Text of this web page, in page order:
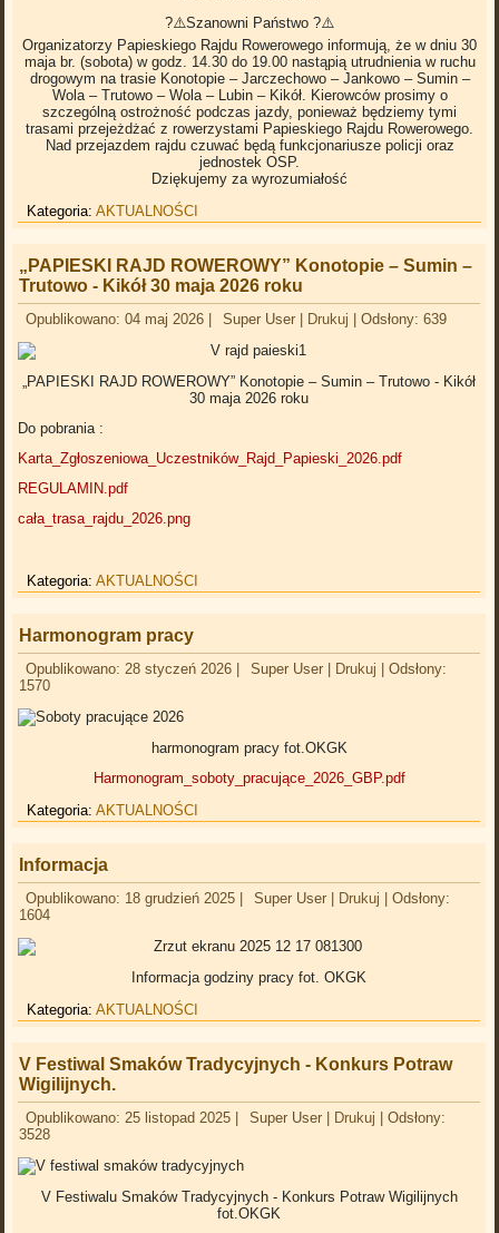
?⚠️Szanowni Państwo ?⚠️
Organizatorzy Papieskiego Rajdu Rowerowego informują, że w dniu 30
maja br. (sobota) w godz. 14.30 do 19.00 nastąpią utrudnienia w ruchu
drogowym na trasie Konotopie – Jarczechowo – Jankowo – Sumin –
Wola – Trutowo – Wola – Lubin – Kikół. Kierowców prosimy o
szczególną ostrożność podczas jazdy, ponieważ będziemy tymi
trasami przejeżdżać z rowerzystami Papieskiego Rajdu Rowerowego.
Nad przejazdem rajdu czuwać będą funkcjonariusze policji oraz
jednostek OSP.
Dziękujemy za wyrozumiałość
Kategoria:AKTUALNOŚCI
„PAPIESKI RAJD ROWEROWY” Konotopie – Sumin –
Trutowo - Kikół 30 maja 2026 roku
Opublikowano: 04 maj 2026 | Super User | Drukuj |Odsłony: 639
„PAPIESKI RAJD ROWEROWY” Konotopie – Sumin – Trutowo - Kikół
30 maja 2026 roku
Do pobrania :
Karta_Zgłoszeniowa_Uczestników_Rajd_Papieski_2026.pdf
REGULAMIN.pdf
cała_trasa_rajdu_2026.png
Kategoria:AKTUALNOŚCI
Harmonogram pracy
Opublikowano: 28 styczeń 2026 | Super User | Drukuj |Odsłony:
1570
harmonogram pracy fot.OKGK
Harmonogram_soboty_pracujące_2026_GBP.pdf
Kategoria:AKTUALNOŚCI
Informacja
Opublikowano: 18 grudzień 2025 | Super User | Drukuj |Odsłony:
1604
Informacja godziny pracy fot. OKGK
Kategoria:AKTUALNOŚCI
V Festiwal Smaków Tradycyjnych - Konkurs Potraw
Wigilijnych.
Opublikowano: 25 listopad 2025 | Super User | Drukuj |Odsłony:
3528
V Festiwalu Smaków Tradycyjnych - Konkurs Potraw Wigilijnych
fot.OKGK